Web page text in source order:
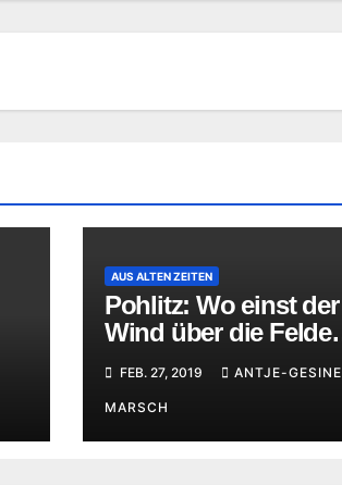
AUS ALTEN ZEITEN
Pohlitz: Wo einst der
Wind über die Felder
FEB. 27, 2019 ANTJE-GESINE
MARSCH